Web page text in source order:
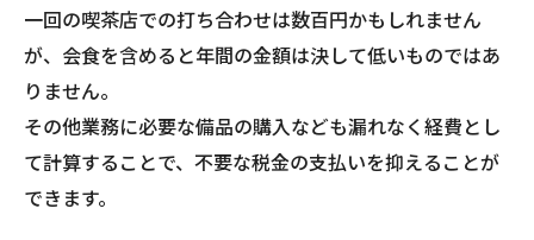
一回の喫茶店での打ち合わせは数百円かもしれません
が、会食を含めると年間の金額は決して低いものではあ
りません。
その他業務に必要な備品の購入なども漏れなく経費とし
て計算することで、不要な税金の支払いを抑えることが
できます。